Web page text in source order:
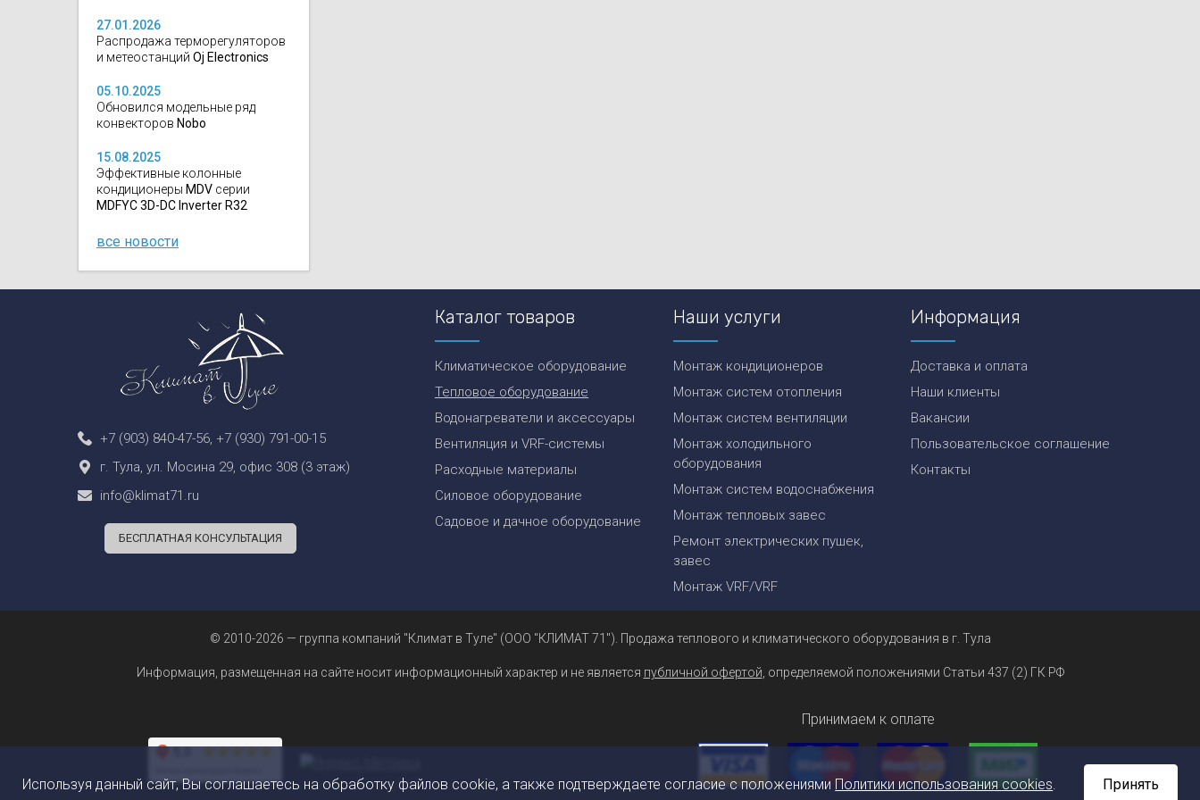
27.01.2026
Распродажа терморегуляторов
и метеостанций Oj Electronics
05.10.2025
Обновился модельные ряд
конвекторов Nobo
15.08.2025
Эффективные колонные
кондиционеры MDV серии
MDFYC 3D-DC Inverter R32
все новости
+7 (903) 840-47-56, +7 (930) 791-00-15
г. Тула, ул. Мосина 29, офис 308 (3 этаж)
info@klimat71.ru
БЕСПЛАТНАЯ КОНСУЛЬТАЦИЯ
Каталог товаров
Климатическое оборудование
Тепловое оборудование
Водонагреватели и аксессуары
Вентиляция и VRF-системы
Расходные материалы
Силовое оборудование
Садовое и дачное оборудование
Наши услуги
Монтаж кондиционеров
Монтаж систем отопления
Монтаж систем вентиляции
Монтаж холодильного
оборудования
Монтаж систем водоснабжения
Монтаж тепловых завес
Ремонт электрических пушек,
завес
Монтаж VRF/VRF
Информация
Доставка и оплата
Наши клиенты
Вакансии
Пользовательское соглашение
Контакты
© 2010-2026 — группа компаний "Климат в Туле" (ООО "КЛИМАТ 71"). Продажа теплового и климатического оборудования в г. Тула
Информация, размещенная на сайте носит информационный характер и не является публичной офертой, определяемой положениями Статьи 437 (2) ГК РФ
Принимаем к оплате
Используя данный сайт, Вы соглашаетесь на обработку файлов cookie, а также подтверждаете согласие с положениямиПолитики использования cookies. Принять